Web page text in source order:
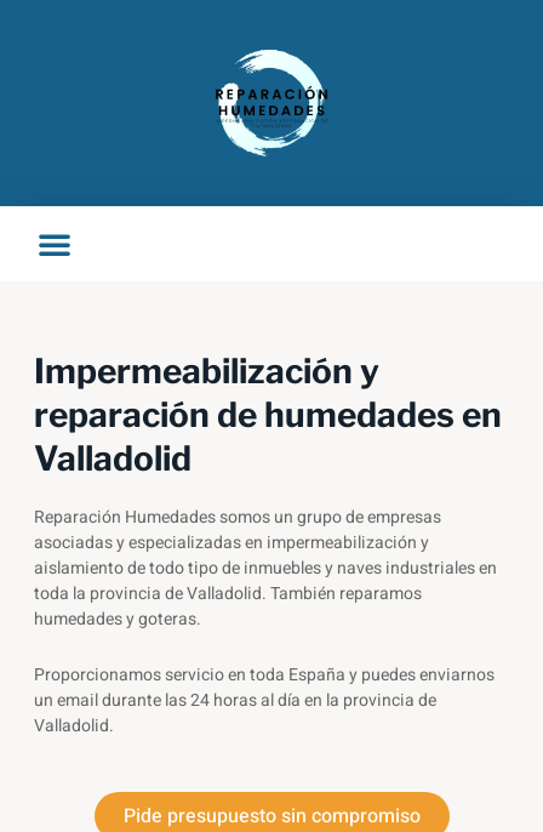
Impermeabilización y
reparación de humedades en
Valladolid
Reparación Humedades somos un grupo de empresas
asociadas y especializadas en impermeabilización y
aislamiento de todo tipo de inmuebles y naves industriales en
toda la provincia de Valladolid. También reparamos
humedades y goteras.
Proporcionamos servicio en toda España y puedes enviarnos
un email durante las 24 horas al día en la provincia de
Valladolid.
Pide presupuesto sin compromiso